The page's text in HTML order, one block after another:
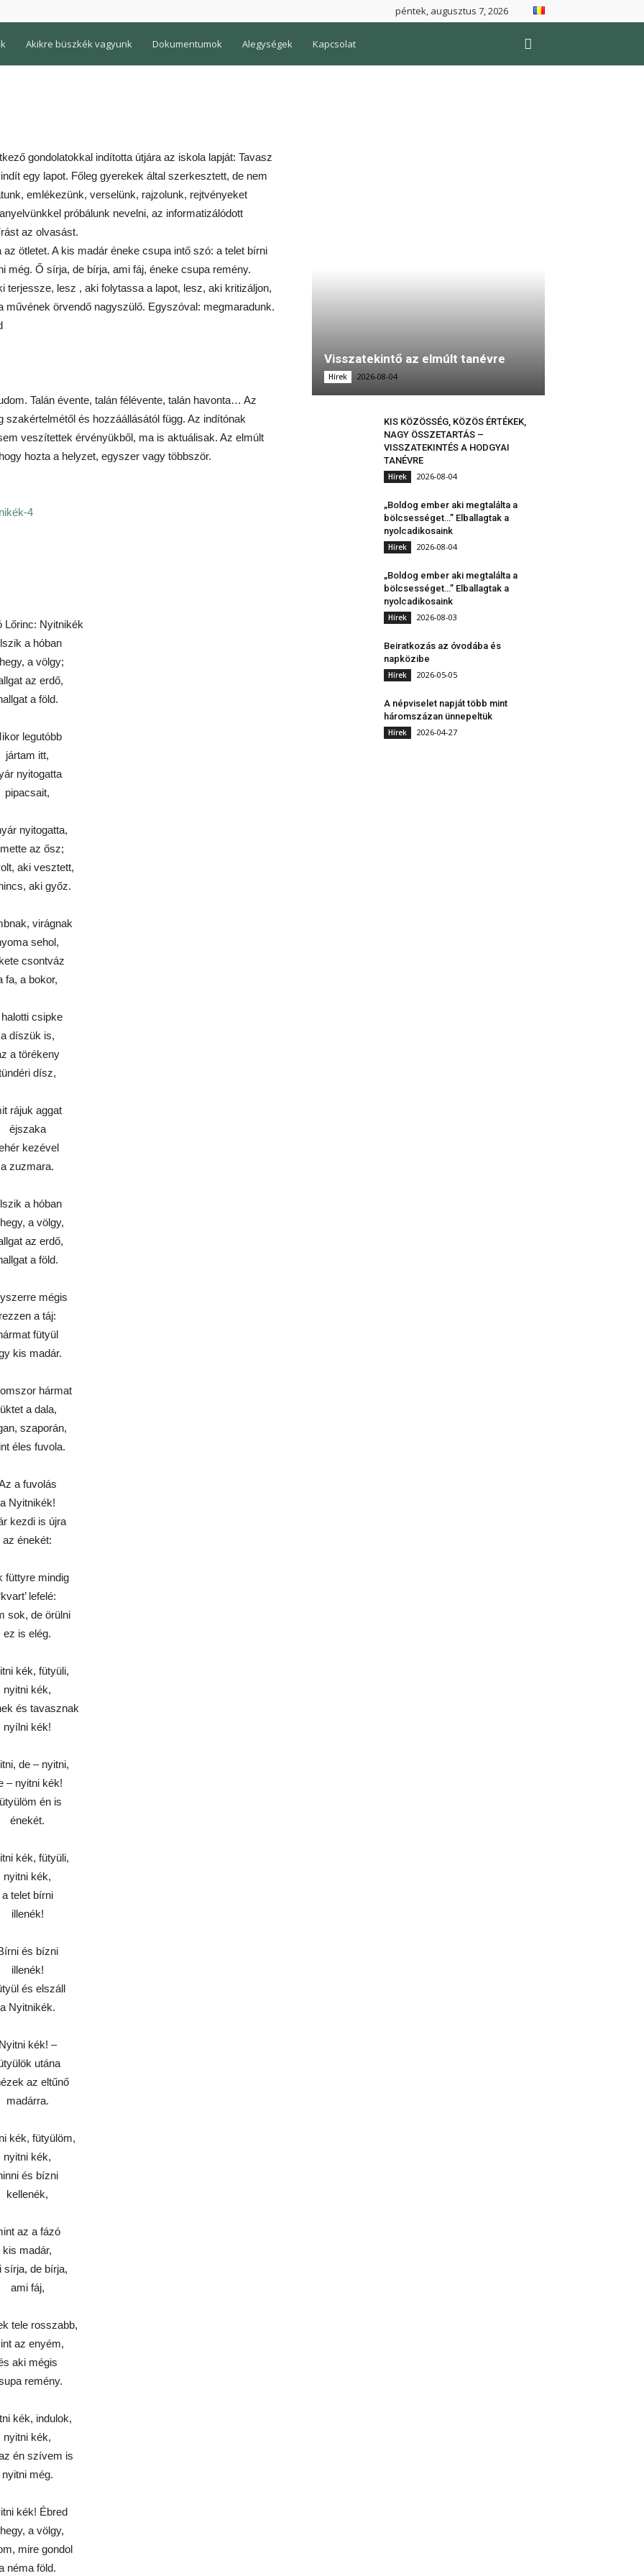
péntek, augusztus 7, 2026
Akikre büszkék vagyunk Dokumentumok Alegységek Kapcsolat
gondolatokkal indította útjára az iskola lapját: Tavasz
egy lapot. Főleg gyerekek által szerkesztett, de nem
emlékezünk, verselünk, rajzolunk, rejtvényeket
próbálunk nevelni, az informatizálódott
az olvasást.
ötletet. A kis madár éneke csupa intő szó: a telet bírni
még. Ő sírja, de bírja, ami fáj, éneke csupa remény.
lesz , aki folytassa a lapot, lesz, aki kritizáljon,
örvendő nagyszülő. Egyszóval: megmaradunk.
Talán évente, talán félévente, talán havonta… Az
és hozzáállásától függ. Az indítónak
veszítettek érvényükből, ma is aktuálisak. Az elmúlt
hozta a helyzet, egyszer vagy többször.
4
Lőrinc: Nyitnikék
a hóban
a völgy;
az erdő,
a föld.
legutóbb
jártam itt,
nyitogatta
pipacsait,
nyitogatta,
az ősz;
aki vesztett,
aki győz.
virágnak
sehol,
csontváz
fa, a bokor,
csipke
a díszük is,
a törékeny
dísz,
rájuk aggat
éjszaka
kezével
a zuzmara.
a hóban
a völgy,
az erdő,
a föld.
mégis
rezzen a táj:
fütyül
kis madár.
hármat
a dala,
szaporán,
éles fuvola.
a fuvolás
a Nyitnikék!
kezdi is újra
az énekét:
füttyre mindig
‘kvart’ lefelé:
sok, de örülni
ez is elég.
kék, fütyüli,
nyitni kék,
és tavasznak
nyílni kék!
de – nyitni,
– nyitni kék!
én is
énekét.
kék, fütyüli,
nyitni kék,
a telet bírni
illenék!
és bízni
illenék!
és elszáll
a Nyitnikék.
Nyitni kék! –
utána
az eltűnő
madárra.
kék, fütyülöm,
nyitni kék,
és bízni
kellenék,
az a fázó
kis madár,
sírja, de bírja,
ami fáj,
tele rosszabb,
az enyém,
aki mégis
remény.
kék, indulok,
nyitni kék,
én szívem is
nyitni még.
kék! Ébred
a völgy,
mire gondol
néma föld.
Visszatekintő az elmúlt tanévre
Hírek 2026-08-04
KIS KÖZÖSSÉG, KÖZÖS ÉRTÉKEK,
NAGY ÖSSZETARTÁS –
VISSZATEKINTÉS A HODGYAI
TANÉVRE
Hírek 2026-08-04
„Boldog ember aki megtalálta a
bölcsességet…” Elballagtak a
nyolcadikosaink
Hírek 2026-08-04
„Boldog ember aki megtalálta a
bölcsességet…” Elballagtak a
nyolcadikosaink
Hírek 2026-08-03
Beiratkozás az óvodába és
napközibe
Hírek 2026-05-05
A népviselet napját több mint
háromszázan ünnepeltük
Hírek 2026-04-27